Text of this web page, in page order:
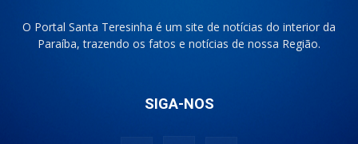
O Portal Santa Teresinha é um site de notícias do interior da
Paraíba, trazendo os fatos e notícias de nossa Região.
SIGA-NOS